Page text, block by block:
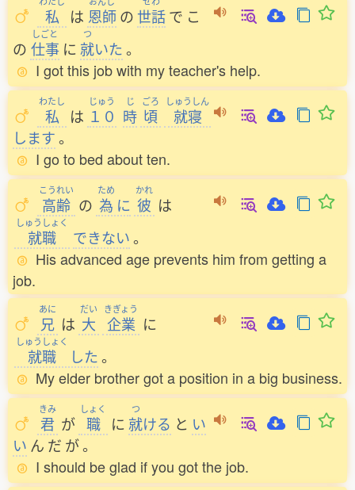
私 は 恩師 の世話で こ
の
しごと
仕事 に
つ
就いた。
I got this job with my teacher's help.
わたし
私 は
じゅう
１０
じ
時
ごろ
頃
しゅうしん
就寝
します。
I go to bed about ten.
こうれい
高齢 の
ため
為 に
かれ
彼 は
しゅうしょく
就職 できない。
His advanced age prevents him from getting a
job.
あに
兄 は
だい
大
きぎょう
企業 に
しゅうしょく
就職 した。
My elder brother got a position in a big business.
きみ
君 が
しょく
職 に
つ
就ける と い
い ん だ が。
I should be glad if you got the job.